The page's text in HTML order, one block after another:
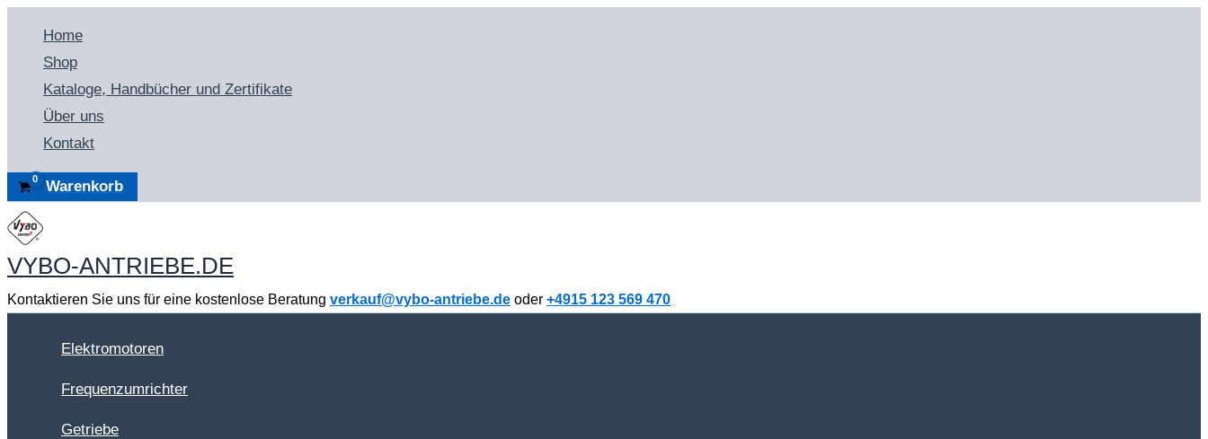
springen
Home
Shop
Kataloge, Handbücher und Zertifikate
Über uns
Kontakt
Warenkorb
VYBO-ANTRIEBE.DE
Kontaktieren Sie uns für eine kostenlose Beratung verkauf@vybo-antriebe.de oder +4915 123 569 470
Elektromotoren
Frequenzumrichter
Getriebe